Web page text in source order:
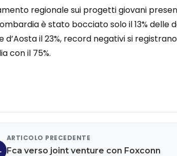
regionale sui progetti giovani
è stato bocciato solo il 13% delle
d’Aosta il 23%, record negativi si
con il 75%.
ARTICOLO PRECEDENTE
Fca verso joint venture con Foxconn